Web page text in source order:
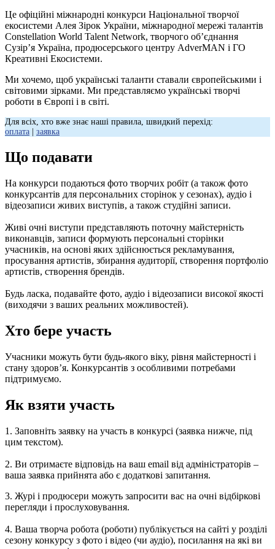
Це офіційні міжнародні конкурси Національної творчої
екосистеми Алея Зірок України, міжнародної мережі талантів
Constellation World Talent Network, творчого об’єднання
Сузір’я Україна, продюсерського центру AdverMAN і ГО
Креативні Екосистеми.
Ми хочемо, щоб українські таланти ставали європейськими і
світовими зірками. Ми представляємо українські творчі
роботи в Європі і в світі.
Для всіх, хто вже знає наші правила, швидкий перехід:
оплата
заявка
Що подавати
На конкурси подаються фото творчих робіт (а також фото
конкурсантів для персональних сторінок у сезонах), аудіо і
відеозаписи живих виступів, а також студійні записи.
Живі очні виступи представляють поточну майстерність
виконавців, записи формують персональні сторінки
учасників, на основі яких здійснюється рекламування,
просування артистів, збирання аудиторії, створення портфоліо
артистів, створення брендів.
Будь ласка, подавайте фото, аудіо і відеозаписи високої якості
(виходячи з ваших реальних можливостей).
Хто бере участь
Учасники можуть бути будь-якого віку, рівня майстерності і
стану здоров’я. Конкурсантів з особливими потребами
підтримуємо.
Як взяти участь
1. Заповніть заявку на участь в конкурсі (заявка нижче, під
цим текстом).
2. Ви отримаєте відповідь на ваш email від адміністраторів –
ваша заявка прийнята або є додаткові запитання.
3. Журі і продюсери можуть запросити вас на очні відбіркові
перегляди і прослуховування.
4. Ваша творча робота (роботи) публікується на сайті у розділі
сезону конкурсу з фото і відео (чи аудіо), посилання на які ви